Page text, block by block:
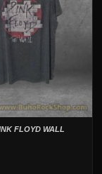
FLOYD WALL